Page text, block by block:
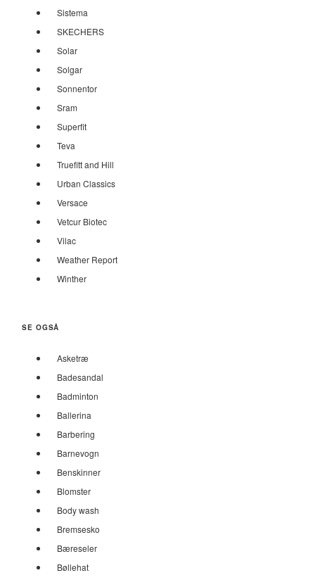
Sistema
SKECHERS
Solar
Solgar
Sonnentor
Sram
Superfit
Teva
Truefitt and Hill
Urban Classics
Versace
Vetcur Biotec
Vilac
Weather Report
Winther
SE OGSÅ
Asketræ
Badesandal
Badminton
Ballerina
Barbering
Barnevogn
Benskinner
Blomster
Body wash
Bremsesko
Bæreseler
Bøllehat